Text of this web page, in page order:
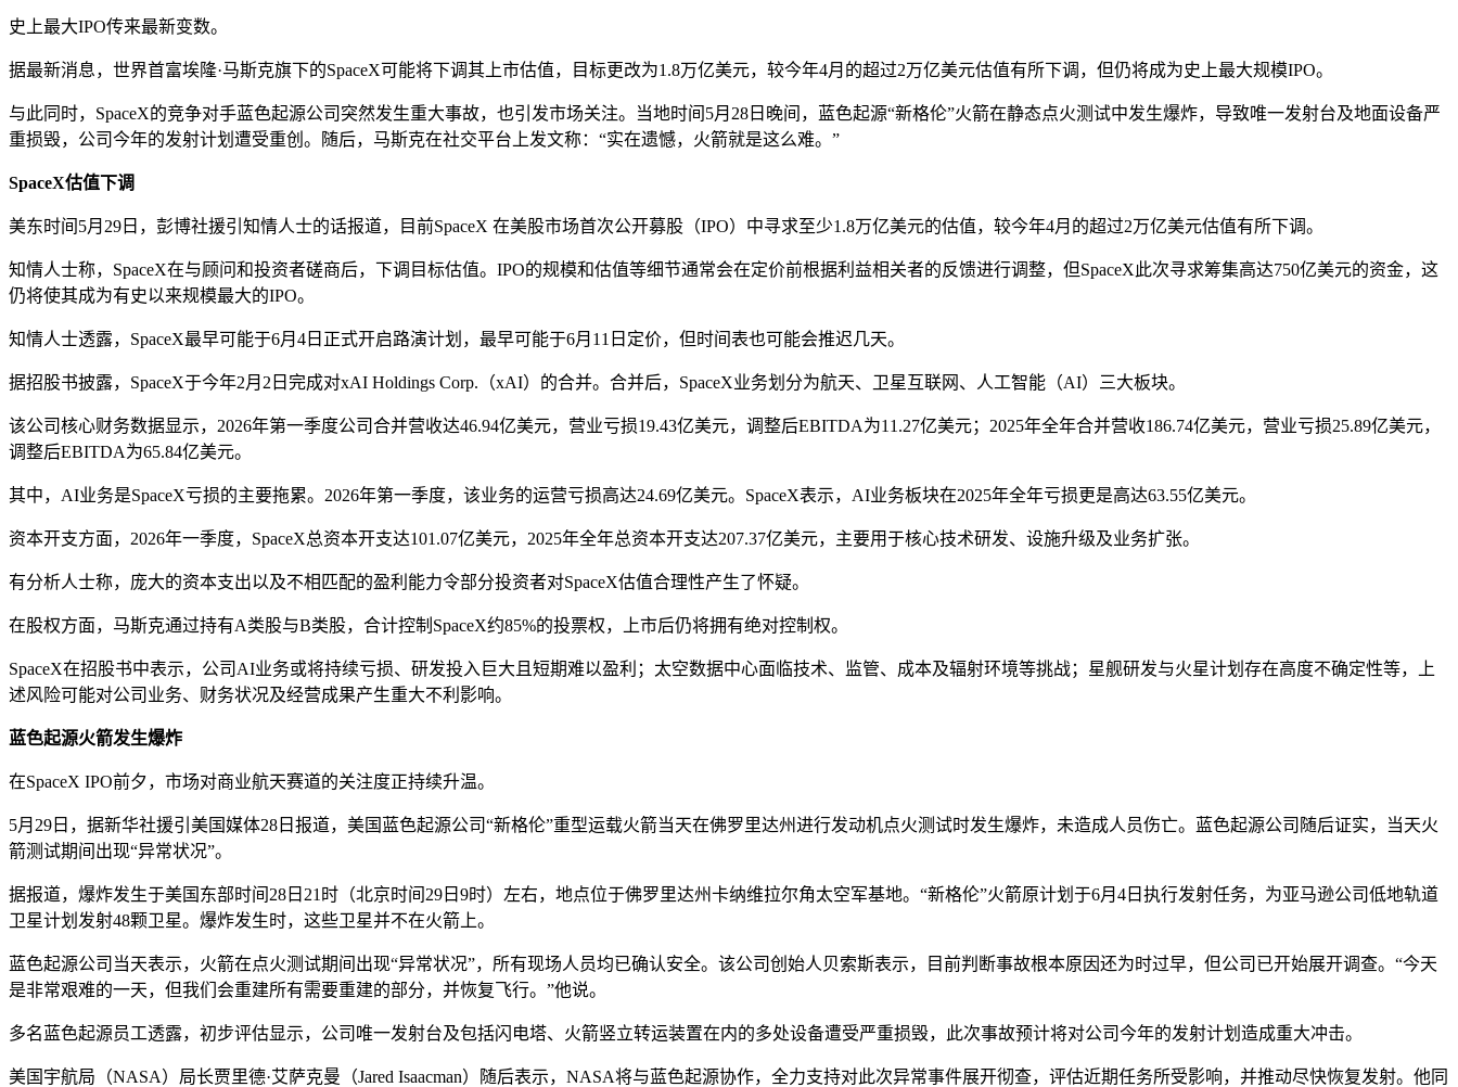
史上最大IPO传来最新变数。
据最新消息，世界首富埃隆·马斯克旗下的SpaceX可能将下调其上市估值，目标更改为1.8万亿美元，较今年4月的超过2万亿美元估值有所下调，但仍将成为史上最大规模IPO。
与此同时，SpaceX的竞争对手蓝色起源公司突然发生重大事故，也引发市场关注。当地时间5月28日晚间，蓝色起源“新格伦”火箭在静态点火测试中发生爆炸，导致唯一发射台及地面设备严
重损毁，公司今年的发射计划遭受重创。随后，马斯克在社交平台上发文称：“实在遗憾，火箭就是这么难。”
SpaceX估值下调
美东时间5月29日，彭博社援引知情人士的话报道，目前SpaceX 在美股市场首次公开募股（IPO）中寻求至少1.8万亿美元的估值，较今年4月的超过2万亿美元估值有所下调。
知情人士称，SpaceX在与顾问和投资者磋商后，下调目标估值。IPO的规模和估值等细节通常会在定价前根据利益相关者的反馈进行调整，但SpaceX此次寻求筹集高达750亿美元的资金，这
仍将使其成为有史以来规模最大的IPO。
知情人士透露，SpaceX最早可能于6月4日正式开启路演计划，最早可能于6月11日定价，但时间表也可能会推迟几天。
据招股书披露，SpaceX于今年2月2日完成对xAI Holdings Corp.（xAI）的合并。合并后，SpaceX业务划分为航天、卫星互联网、人工智能（AI）三大板块。
该公司核心财务数据显示，2026年第一季度公司合并营收达46.94亿美元，营业亏损19.43亿美元，调整后EBITDA为11.27亿美元；2025年全年合并营收186.74亿美元，营业亏损25.89亿美元，
调整后EBITDA为65.84亿美元。
其中，AI业务是SpaceX亏损的主要拖累。2026年第一季度，该业务的运营亏损高达24.69亿美元。SpaceX表示，AI业务板块在2025年全年亏损更是高达63.55亿美元。
资本开支方面，2026年一季度，SpaceX总资本开支达101.07亿美元，2025年全年总资本开支达207.37亿美元，主要用于核心技术研发、设施升级及业务扩张。
有分析人士称，庞大的资本支出以及不相匹配的盈利能力令部分投资者对SpaceX估值合理性产生了怀疑。
在股权方面，马斯克通过持有A类股与B类股，合计控制SpaceX约85%的投票权，上市后仍将拥有绝对控制权。
SpaceX在招股书中表示，公司AI业务或将持续亏损、研发投入巨大且短期难以盈利；太空数据中心面临技术、监管、成本及辐射环境等挑战；星舰研发与火星计划存在高度不确定性等，上
述风险可能对公司业务、财务状况及经营成果产生重大不利影响。
蓝色起源火箭发生爆炸
在SpaceX IPO前夕，市场对商业航天赛道的关注度正持续升温。
5月29日，据新华社援引美国媒体28日报道，美国蓝色起源公司“新格伦”重型运载火箭当天在佛罗里达州进行发动机点火测试时发生爆炸，未造成人员伤亡。蓝色起源公司随后证实，当天火
箭测试期间出现“异常状况”。
据报道，爆炸发生于美国东部时间28日21时（北京时间29日9时）左右，地点位于佛罗里达州卡纳维拉尔角太空军基地。“新格伦”火箭原计划于6月4日执行发射任务，为亚马逊公司低地轨道
卫星计划发射48颗卫星。爆炸发生时，这些卫星并不在火箭上。
蓝色起源公司当天表示，火箭在点火测试期间出现“异常状况”，所有现场人员均已确认安全。该公司创始人贝索斯表示，目前判断事故根本原因还为时过早，但公司已开始展开调查。“今天
是非常艰难的一天，但我们会重建所有需要重建的部分，并恢复飞行。”他说。
多名蓝色起源员工透露，初步评估显示，公司唯一发射台及包括闪电塔、火箭竖立转运装置在内的多处设备遭受严重损毁，此次事故预计将对公司今年的发射计划造成重大冲击。
美国宇航局（NASA）局长贾里德·艾萨克曼（Jared Isaacman）随后表示，NASA将与蓝色起源协作，全力支持对此次异常事件展开彻查，评估近期任务所受影响，并推动尽快恢复发射。他同